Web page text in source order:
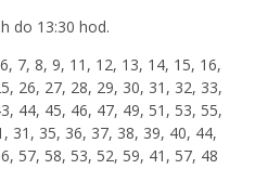
do 13:30 hod.
7, 8, 9, 11, 12, 13, 14, 15, 16,
26, 27, 28, 29, 30, 31, 32, 33,
44, 45, 46, 47, 49, 51, 53, 55,
31, 35, 36, 37, 38, 39, 40, 44,
57, 58, 53, 52, 59, 41, 57, 48